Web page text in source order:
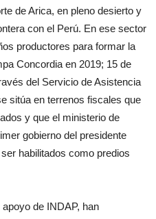
de Arica, en pleno desierto y
con el Perú. En ese sector
productores para formar la
Concordia en 2019; 15 de
del Servicio de Asistencia
sitúa en terrenos fiscales que
y que el ministerio de
gobierno del presidente
habilitados como predios
de INDAP, han